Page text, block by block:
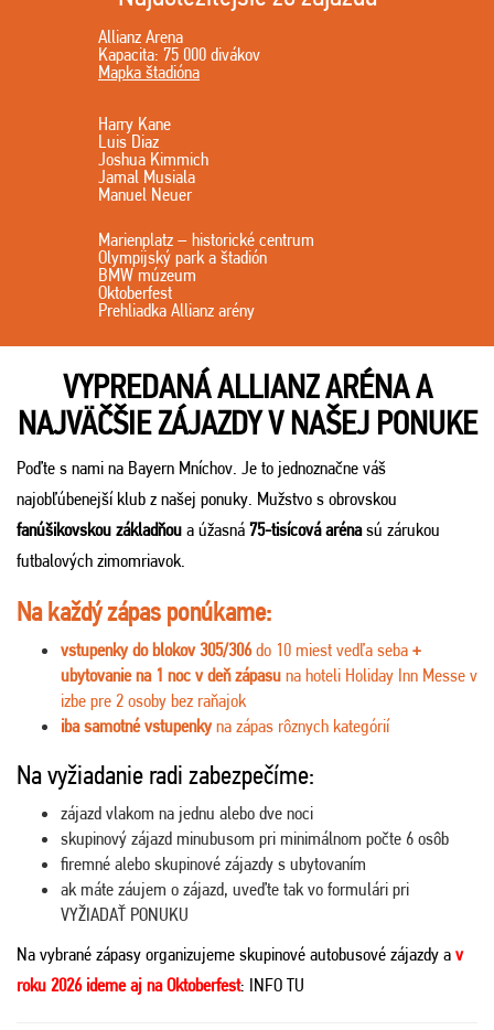
Allianz Arena
Kapacita: 75 000 divákov
Mapka štadióna
Harry Kane
Luis Diaz
Joshua Kimmich
Jamal Musiala
Manuel Neuer
Marienplatz – historické centrum
Olympijský park a štadión
BMW múzeum
Oktoberfest
Prehliadka Allianz arény
VYPREDANÁ ALLIANZ ARÉNA A
NAJVÄČŠIE ZÁJAZDY V NAŠEJ PONUKE
Poďte s nami na Bayern Mníchov. Je to jednoznačne váš
najobľúbenejší klub z našej ponuky. Mužstvo s obrovskou
fanúšikovskou základňou a úžasná 75-tisícová arénasú zárukou
futbalových zimomriavok.
Na každý zápas ponúkame:
vstupenky do blokov 305/306do 10 miest vedľa seba +
ubytovanie na 1 noc v deň zápasu na hoteli Holiday Inn Messe v
izbe pre 2 osoby bez raňajok
iba samotné vstupenkyna zápas rôznych kategórií
Na vyžiadanie radi zabezpečíme:
zájazd vlakom na jednu alebo dve noci
skupinový zájazd minubusom pri minimálnom počte 6 osôb
firemné alebo skupinové zájazdy s ubytovaním
ak máte záujem o zájazd, uveďte tak vo formulári pri
VYŽIADAŤ PONUKU
Na vybrané zápasy organizujeme skupinové autobusové zájazdy a v
roku 2026 ideme aj na Oktoberfest: INFO TU